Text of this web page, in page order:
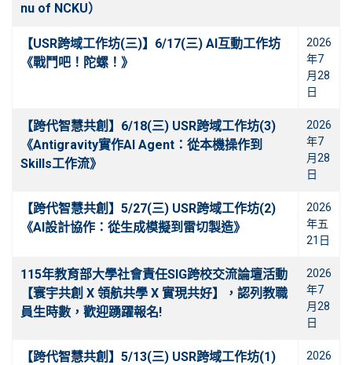
nu of NCKU）
【USR跨域工作坊(三)】6/17(三) AI互動工作坊
《戰鬥吧！陀螺！》
2026
年7
月28
日
【跨代智慧共創】6/18(三) USR跨域工作坊(3)
《Antigravity實作AI Agent：從本機操作到
Skills工作流》
2026
年7
月28
日
【跨代智慧共創】5/27(三) USR跨域工作坊(2)
《AI設計協作：從生成模擬到雷切製造》
2026
年五
21日
115年教育部大學社會責任SIG跨校交流論壇活動
【寰宇共創 X 領航共學 X 實現共好】，認列教職
員生時數，歡迎踴躍報名!
2026
年7
月28
日
【跨代智慧共創】5/13(三) USR跨域工作坊(1)
2026